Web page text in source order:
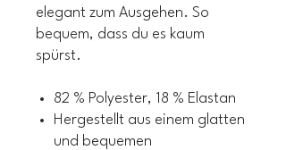
elegant zum Ausgehen. So
bequem, dass du es kaum
spürst.
82 % Polyester, 18 % Elastan
Hergestellt aus einem glatten
und bequemen